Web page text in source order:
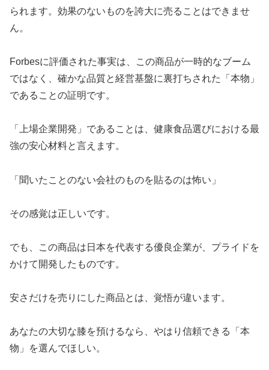
られます。効果のないものを誇大に売ることはできませ
ん。
Forbesに評価された事実は、この商品が一時的なブーム
ではなく、確かな品質と経営基盤に裏打ちされた「本物」
であることの証明です。
「上場企業開発」であることは、健康食品選びにおける最
強の安心材料と言えます。
「聞いたことのない会社のものを貼るのは怖い」
その感覚は正しいです。
でも、この商品は日本を代表する優良企業が、プライドを
かけて開発したものです。
安さだけを売りにした商品とは、覚悟が違います。
あなたの大切な膝を預けるなら、やはり信頼できる「本
物」を選んでほしい。